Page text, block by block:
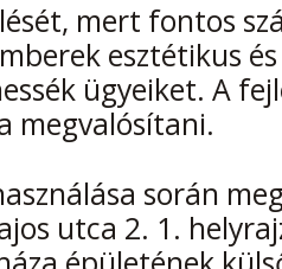
mert fontos
esztétikus
ügyeiket. A
megvalósítani.
során
utca 2. 1.